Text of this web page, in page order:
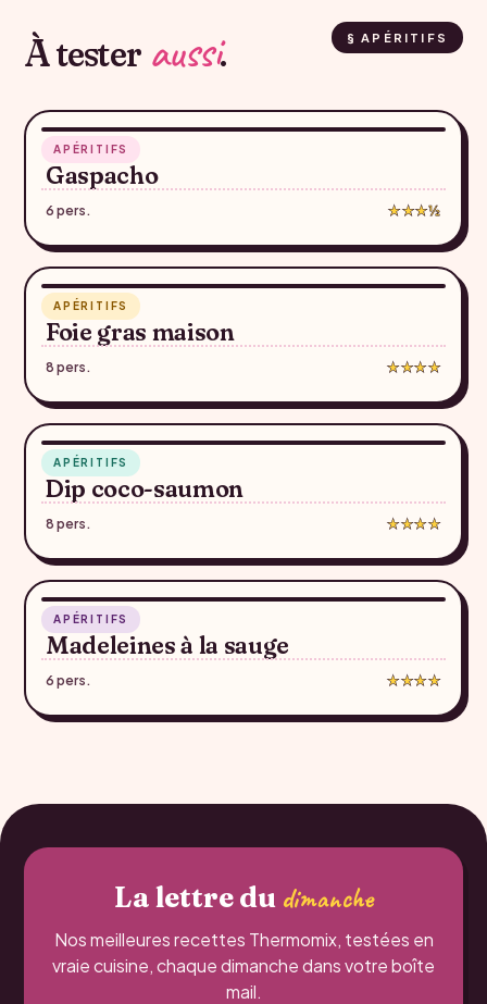
À tester aussi. § APÉRITIFS
APÉRITIFS
Gaspacho
6 pers. ★★★½
APÉRITIFS
Foie gras maison
8 pers. ★★★★
APÉRITIFS
Dip coco-saumon
8 pers. ★★★★
APÉRITIFS
Madeleines à la sauge
6 pers. ★★★★
La lettre du dimanche
Nos meilleures recettes Thermomix, testées en
vraie cuisine, chaque dimanche dans votre boîte
mail.